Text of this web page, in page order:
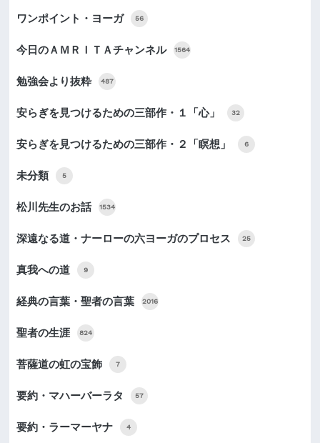
ワンポイント・ヨーガ 56
今日のＡＭＲＩＴＡチャンネル 1564
勉強会より抜粋 487
安らぎを見つけるための三部作・１「心」 32
安らぎを見つけるための三部作・２「瞑想」 6
未分類 5
松川先生のお話 1534
深遠なる道・ナーローの六ヨーガのプロセス 25
真我への道 9
経典の言葉・聖者の言葉 2016
聖者の生涯 824
菩薩道の虹の宝飾 7
要約・マハーバーラタ 57
要約・ラーマーヤナ 4